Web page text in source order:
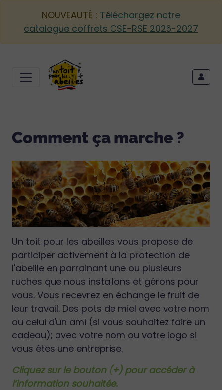
NOUVEAUTÉ : Téléchargez notre
catalogue coffrets CSE-RSE 2026-2027
Comment ça marche ?
Un toit pour les abeilles vous propose de
participer activement à la protection de
l'abeille en parrainant une ou plusieurs
ruches que nous installons et gérons pour
vous. Vous recevrez en échange le fruit de
leur travail. Des pots de miel avec votre nom
ou celui d'un ami (si vous souhaitez faire un
cadeau); avec votre nom ou votre logo si
vous êtes une entreprise.
Cliquez sur le bouton (+) pour accéder à
l’information souhaitée.